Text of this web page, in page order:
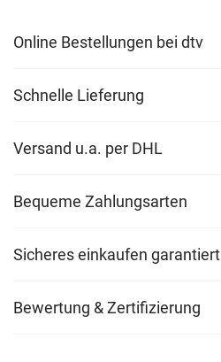
Online Bestellungen bei dtv
Schnelle Lieferung
Versand u.a. per DHL
Bequeme Zahlungsarten
Sicheres einkaufen garantiert
Bewertung & Zertifizierung